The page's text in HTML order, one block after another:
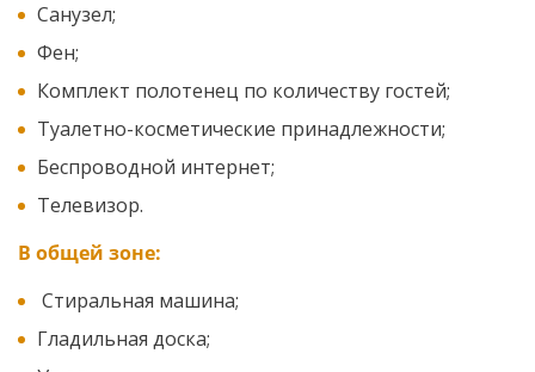
Санузел;
Фен;
Комплект полотенец по количеству гостей;
Туалетно-косметические принадлежности;
Беспроводной интернет;
Телевизор.
В общей зоне:
Стиральная машина;
Гладильная доска;